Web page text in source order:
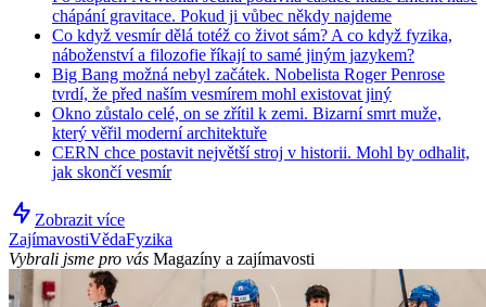
chápání gravitace. Pokud ji vůbec někdy najdeme
Co když vesmír dělá totéž co život sám? A co když fyzika,
náboženství a filozofie říkají to samé jiným jazykem?
Big Bang možná nebyl začátek. Nobelista Roger Penrose
tvrdí, že před naším vesmírem mohl existovat jiný
Okno zůstalo celé, on se zřítil k zemi. Bizarní smrt muže,
který věřil moderní architektuře
CERN chce postavit největší stroj v historii. Mohl by odhalit,
jak skončí vesmír
Zobrazit více
ZajímavostiVědaFyzika
Vybrali jsme pro vás Magazíny a zajímavosti